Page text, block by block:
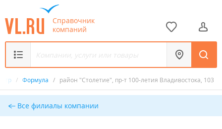
Справочник
компаний
/ Формула / район "Столетие", пр-т 100-летия Владивостока, 103
Все филиалы компании